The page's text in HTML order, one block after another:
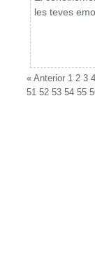
les teves
« Anterior 1 2 3 4
51 52 53 54 55